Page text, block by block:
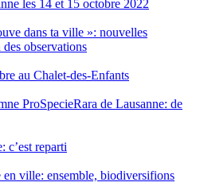
les 14 et 15 octobre 2022
dans ta ville »: nouvelles
observations
au Chalet-des-Enfants
ProSpecieRara de Lausanne: de
c’est reparti
ville: ensemble, biodiversifions